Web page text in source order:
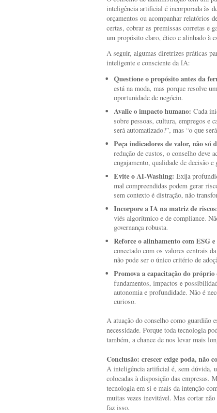
inteligência artificial é incorporada às
orçamentos ou acompanhar relatórios
certas, cobrar as premissas corretas e
um propósito claro, ético e alinhado à
A seguir, algumas diretrizes práticas
inteligente e consciente da IA:
Questione o propósito antes da
está na moda, mas porque resolve
oportunidade de negócio.
Avalie o impacto humano: Cada
sobre pessoas, cultura, empregos e
será automatizado?”, mas “o que
Peça indicadores de valor, não só
redução de custos, o conselho deve
engajamento, qualidade de decisão e
Evite o AI-Washing: Exija
mal compreendidas podem gerar
sem contexto é distração, não
Incorpore a IA na matriz de
viés algorítmico e de compliance.
governança robusta.
Reforce o alinhamento com ESG
conectado com os valores centrais
não pode ser o único critério de
Promova a capacitação do próprio
fundamentos, impactos e
autonomia e profundidade. Não é
curioso.
A atuação do conselho como guardião
necessidade. Porque toda tecnologia
também, a chance de nos levar mais
Conclusão: crescer exige poda, não
A inteligência artificial é, sem dúvida,
colocadas à disposição das empresas.
tecnologia em si e mais da intenção
muitas vezes inevitável. Mas cortar
faz isso.